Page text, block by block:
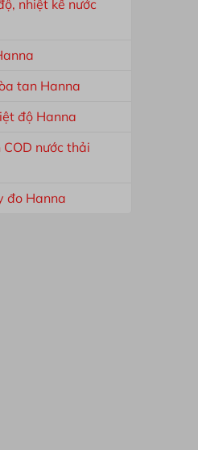
nhiệt kế nước
tan Hanna
độ Hanna
nước thải
đo Hanna